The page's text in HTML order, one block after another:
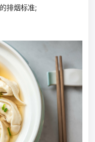
排烟标准;